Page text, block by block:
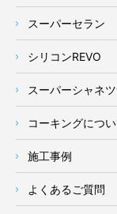
スーパーセラン
シリコンREVO
スーパーシャネ
コーキングにつ
施工事例
よくあるご質問